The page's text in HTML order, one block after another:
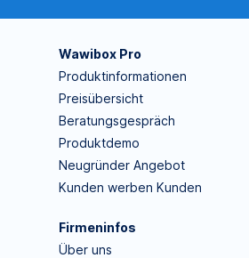
Wawibox Pro
Produktinformationen
Preisübersicht
Beratungsgespräch
Produktdemo
Neugründer Angebot
Kunden werben Kunden
Firmeninfos
Über uns